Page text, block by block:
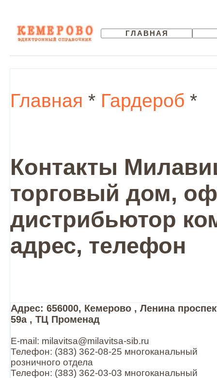
ГЛАВНАЯ
Главная * Гардероб *
Контакты
торговый дом,
дистрибьютор
адрес, телефон
Адрес: 656000, Кемерово , Ленина
59а , ТЦ Променад
E-mail: milavitsa@milavitsa-sib.ru
Телефон: (383) 362-08-25 многоканальный
розничного отдела
Телефон: (383) 362-03-03 многоканальный